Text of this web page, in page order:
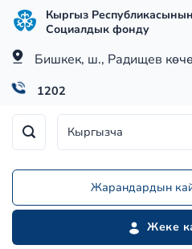
Skip
content
Кыргыз Республикасынын
Социалдык фонду
Бишкек, ш., Радищев
1202
Кыргызча
Жарандардын
Жеке